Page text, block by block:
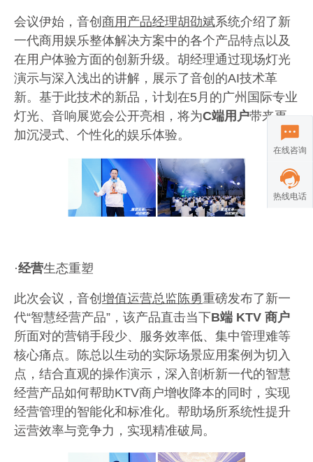
会议伊始，音创 商用产品经理胡劭斌系统介绍了新
一代商用娱乐整体解决方案中的各个产品特点以及
在用户体验方面的创新升级。胡经理通过现场灯光
演示与深入浅出的讲解，展示了音创的AI技术革
新。基于此技术的新品，计划在5 月的广州国际专业
灯光、音响展览会公开亮相，将为C端用户带来更
加沉浸式、个性化的娱乐体验。
·经营生态重塑
此次会议，音创 增值运营总监陈勇重磅发布了新一
代“智慧经营产品”，该产品直击当下B端 KTV 商户
所面对的营销手段少、服务效率低、集中管理难等
核心痛点。陈总以生动的实际场景应用案例为切入
点，结合直观的操作演示，深入剖析新一代的智慧
经营产品如何帮助KTV商户增收降本的同时，实现
经营管理的智能化和标准化。帮助场所系统性提升
运营效率与竞争力，实现精准破局。
在线咨询
热线电话